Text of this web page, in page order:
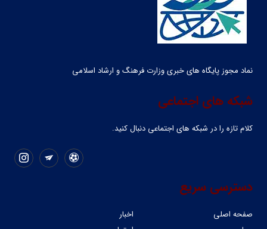
نماد مجوز پایگاه های خبری وزارت فرهنگ و ارشاد اسلامی
شبکه های اجتماعی
کلام تازه را در شبکه ‌های اجتماعی دنبال کنید.
دسترسی سریع
صفحه اصلی
اخبار